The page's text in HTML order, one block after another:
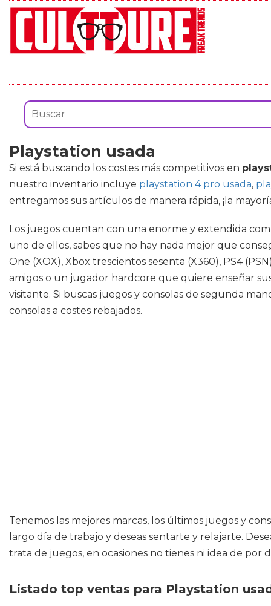
Playstation usada
Si está buscando los costes más competitivos en
nuestro inventario incluye playstation 4 pro usada,
entregamos sus artículos de manera rápida, ¡la
Los juegos cuentan con una enorme y extendida
uno de ellos, sabes que no hay nada mejor que
One (XOX), Xbox trescientos sesenta (X360), PS4
amigos o un jugador hardcore que quiere enseñar
visitante. Si buscas juegos y consolas de segunda
consolas a costes rebajados.
Tenemos las mejores marcas, los últimos juegos y
largo día de trabajo y deseas sentarte y relajarte.
trata de juegos, en ocasiones no tienes ni idea de por
Listado top ventas para Playstation